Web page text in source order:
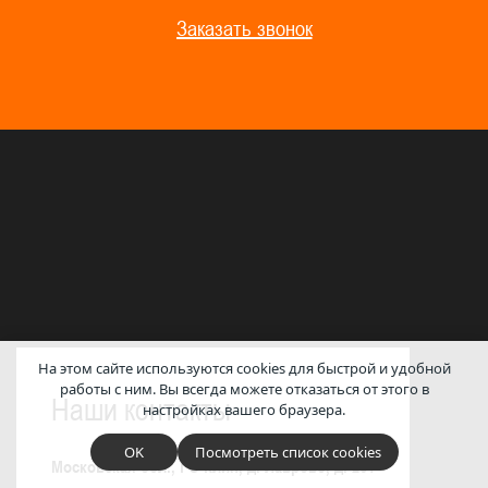
Заказать звонок
Наши контакты
Московская обл., ГО Клин, д. Лаврово, д. 251
На этом сайте используются cookies для быстрой и удобной
работы с ним. Вы всегда можете отказаться от этого в
настройках вашего браузера.
OK Посмотреть список cookies